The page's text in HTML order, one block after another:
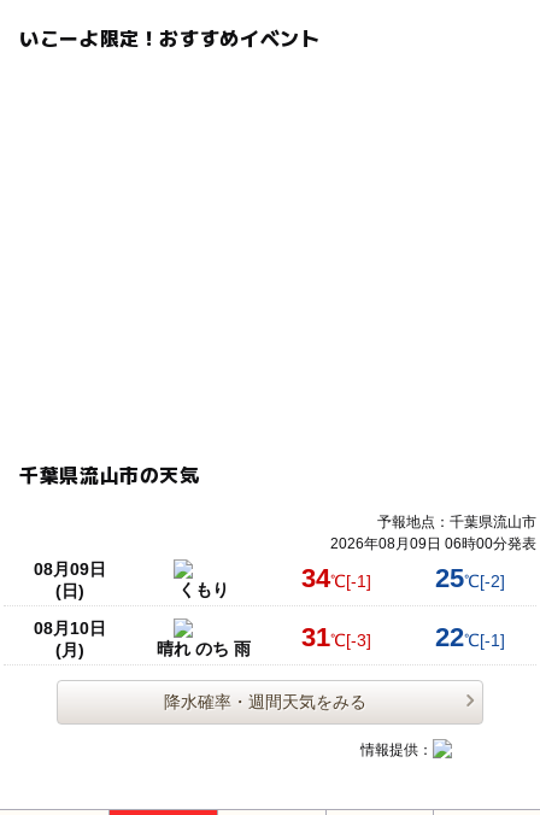
いこーよ限定！おすすめイベント
千葉県流山市の天気
予報地点：千葉県流山市
2026年08月09日 06時00分発表
08月09日
(日)
くもり 34℃[-1] 25℃[-2]
08月10日
(月)
晴れ のち 雨 31℃[-3] 22℃[-1]
降水確率・週間天気をみる
情報提供：